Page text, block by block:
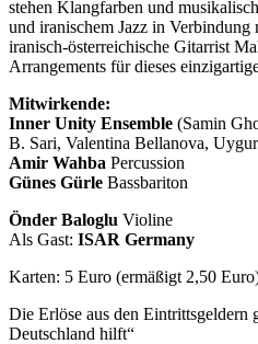
stehen Klangfarben und
und iranischem Jazz in
iranisch-österreichische Gitarrist
Arrangements für dieses
Mitwirkende:
Inner Unity Ensemble (Samin
B. Sari, Valentina Bellanova,
Amir Wahba Percussion
Günes Gürle Bassbariton
Önder Baloglu Violine
Als Gast: ISAR Germany
Karten: 5 Euro (ermäßigt 2,50
Die Erlöse aus den Eintrittsgeldern
Deutschland hilft“